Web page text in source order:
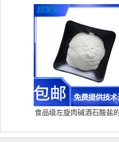
食品级左旋肉碱酒石酸盐